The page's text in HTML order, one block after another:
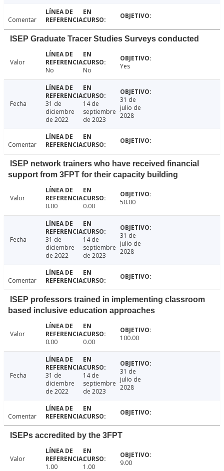
Comentar
ISEP Graduate Tracer Studies Surveys conducted
Valor
No
No Yes
Fecha
31 de
diciembre
de 2022
14 de
septiembre
de 2023
31 de
julio de
2028
Comentar
ISEP network trainers who have received financial
support from 3FPT for their capacity building
Valor
0.00
0.00 50.00
Fecha
31 de
diciembre
de 2022
14 de
septiembre
de 2023
31 de
julio de
2028
Comentar
ISEP professors trained in implementing classroom
based inclusive education approaches
Valor
0.00
0.00 100.00
Fecha
31 de
diciembre
de 2022
14 de
septiembre
de 2023
31 de
julio de
2028
Comentar
ISEPs accredited by the 3FPT
Valor
1.00
1.00 9.00